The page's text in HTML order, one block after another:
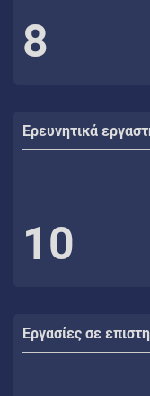
8
Ερευνητικά
10
Εργασίες σε